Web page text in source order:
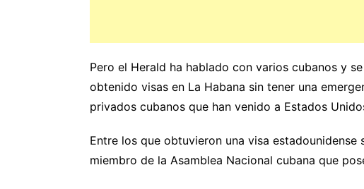
Pero el Herald ha hablado con varios cubanos y
obtenido visas en La Habana sin tener una
privados cubanos que han venido a Estados
Entre los que obtuvieron una visa estadounidense
miembro de la Asamblea Nacional cubana que